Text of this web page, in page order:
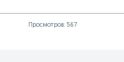
Просмотров: 567